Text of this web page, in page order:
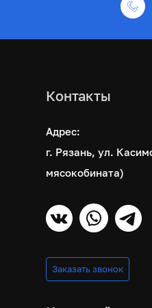
Контакты
Адрес:
г. Рязань, ул.
мясокобината)
Заказать звонок